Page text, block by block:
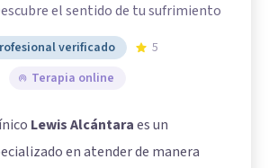
el sentido de tu sufrimiento
verificado
5
Terapia online
Lewis Alcántaraes un
en atender de manera